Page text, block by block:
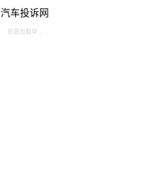
汽车投诉网
资源加载中...